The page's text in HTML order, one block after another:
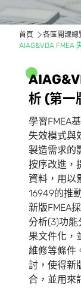
首頁 各區開課總
AIAG&VDA FMEA
AIAG&V
析 (第一
學習FMEA
失效模式與
製造需求的
按序改進，
資料，用以
16949的推
新版FMEA
分析(3)功能
果文件化，
維修等條件
討，使得新
合，並用來